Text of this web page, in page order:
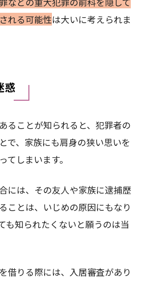
れる可能性は大いに考えられま
惑
ることが知られると、犯罪者の
で、家族にも肩⾝の狭い思いを
てしまいます。
には、その友⼈や家族に逮捕歴
ことは、いじめの原因にもなり
も知られたくないと願うのは当
借りる際には、⼊居審査があり